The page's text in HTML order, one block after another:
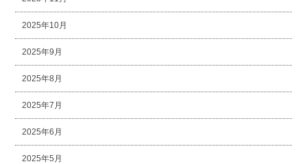
2025年10月
2025年9月
2025年8月
2025年7月
2025年6月
2025年5月